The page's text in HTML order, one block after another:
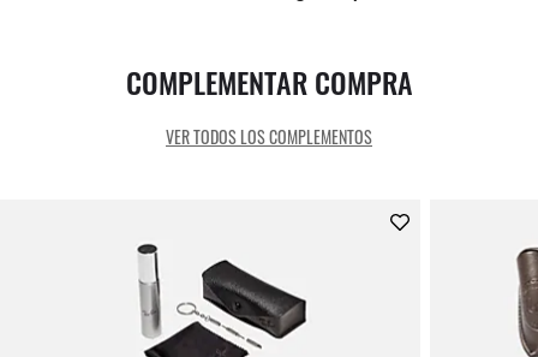
COMPLEMENTAR COMPRA
VER TODOS LOS COMPLEMENTOS